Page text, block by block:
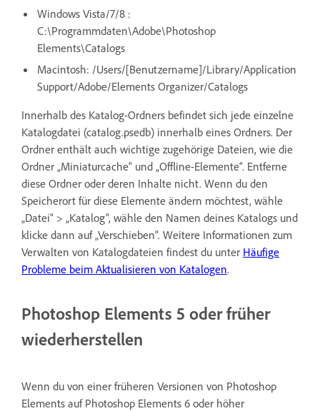
Windows Vista/7/8 :
C:\Programmdaten\Adobe\Photoshop
Elements\Catalogs
Macintosh: /Users/[Benutzername]/Library/Application
Support/Adobe/Elements Organizer/Catalogs
Innerhalb des Katalog-Ordners befindet sich jede einzelne
Katalogdatei (catalog.psedb) innerhalb eines Ordners. Der
Ordner enthält auch wichtige zugehörige Dateien, wie die
Ordner „Miniaturcache“ und „Offline-Elemente“. Entferne
diese Ordner oder deren Inhalte nicht. Wenn du den
Speicherort für diese Elemente ändern möchtest, wähle
„Datei“ > „Katalog“, wähle den Namen deines Katalogs und
klicke dann auf „Verschieben“. Weitere Informationen zum
Verwalten von Katalogdateien findest du unter Häufige
Probleme beim Aktualisieren von Katalogen.
Photoshop Elements 5 oder früher
wiederherstellen
Wenn du von einer früheren Versionen von Photoshop
Elements auf Photoshop Elements 6 oder höher